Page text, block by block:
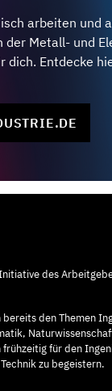
arbeiten und
der Metall- und
dich. Entdecke
des
den Themen
frühzeitig für den
zu begeistern.